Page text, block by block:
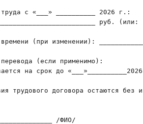
с «___» __________ 2026 г.:
руб. (или:
(при изменении):
(если применимо):
на срок до
трудового договора остаются без
/ФИО/